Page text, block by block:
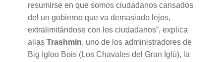
resumirse en que somos ciudadanos cansados
del un gobierno que va demasiado lejos,
extralimitándose con los ciudadanos”, explica
alias Trashmin, uno de los administradores de
Big Igloo Bois (Los Chavales del Gran Iglú), la